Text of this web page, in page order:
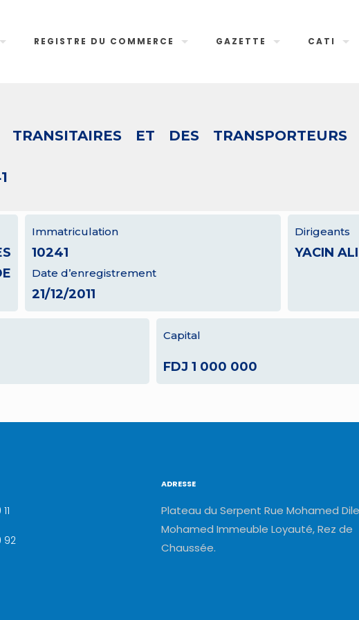
REGISTRE DU COMMERCE GAZETTE CATI
TRANSITAIRES ET DES TRANSPORTEURS
Immatriculation
10241
Date d’enregistrement
21/12/2011
Dirigeants
YACIN
Capital
FDJ 1 000 000
92
ADRESSE
Plateau du Serpent Rue Mohamed
Mohamed Immeuble Loyauté, Rez de
Chaussée.